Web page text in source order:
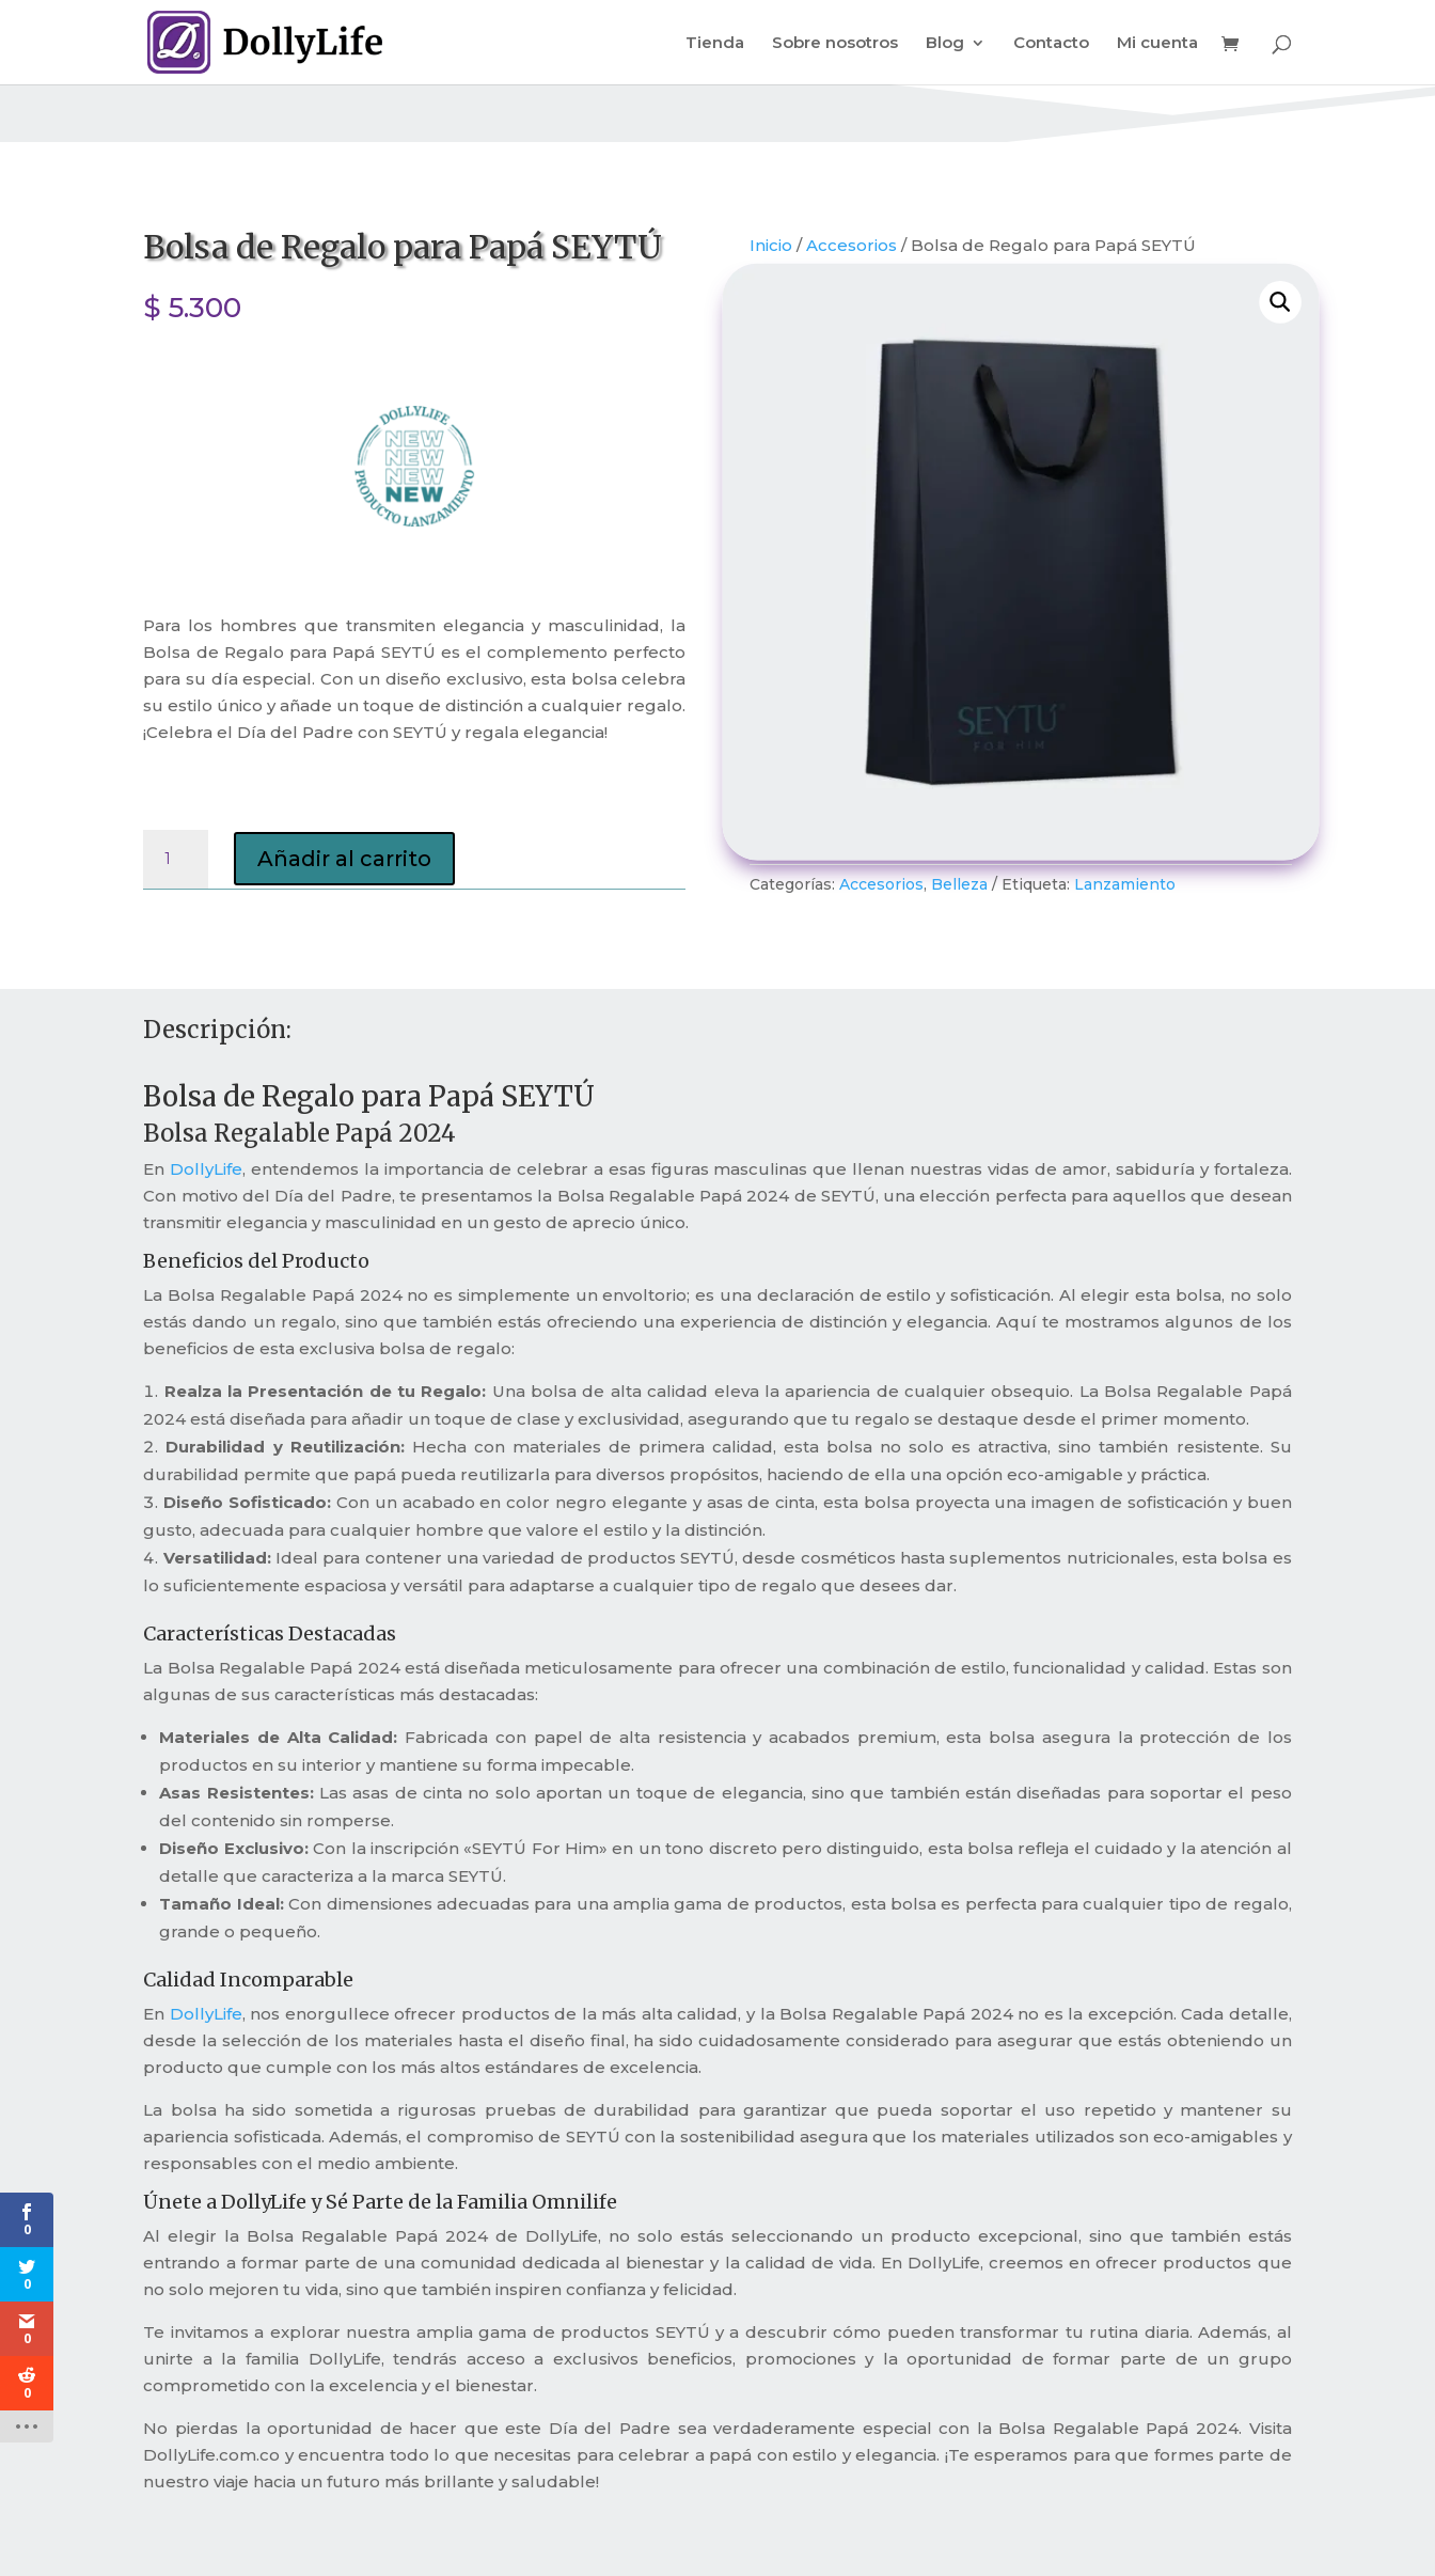
Tienda Sobre nosotros Blog Contacto Mi cuenta
Bolsa de Regalo para Papá SEYTÚ
$ 5.300
Para los hombres que transmiten elegancia y masculinidad, la
Bolsa de Regalo para Papá SEYTÚ es el complemento perfecto
para su día especial. Con un diseño exclusivo, esta bolsa celebra
su estilo único y añade un toque de distinción a cualquier regalo.
¡Celebra el Día del Padre con SEYTÚ y regala elegancia!
Regalo
Añadir al carrito
Inicio /Accesorios / Bolsa de Regalo para Papá SEYTÚ
Categorías: Accesorios, Belleza Etiqueta: Lanzamiento
Descripción:
Bolsa de Regalo para Papá SEYTÚ
Bolsa Regalable Papá 2024
En DollyLife, entendemos la importancia de celebrar a esas figuras masculinas que llenan nuestras vidas de amor, sabiduría y fortaleza.
Con motivo del Día del Padre, te presentamos la Bolsa Regalable Papá 2024 de SEYTÚ, una elección perfecta para aquellos que desean
transmitir elegancia y masculinidad en un gesto de aprecio único.
Beneficios del Producto
La Bolsa Regalable Papá 2024 no es simplemente un envoltorio; es una declaración de estilo y sofisticación. Al elegir esta bolsa, no solo
estás dando un regalo, sino que también estás ofreciendo una experiencia de distinción y elegancia. Aquí te mostramos algunos de los
beneficios de esta exclusiva bolsa de regalo:
Realza la Presentación de tu Regalo: Una bolsa de alta calidad eleva la apariencia de cualquier obsequio. La Bolsa Regalable Papá
2024 está diseñada para añadir un toque de clase y exclusividad, asegurando que tu regalo se destaque desde el primer momento.
Durabilidad y Reutilización:Hecha con materiales de primera calidad, esta bolsa no solo es atractiva, sino también resistente. Su
durabilidad permite que papá pueda reutilizarla para diversos propósitos, haciendo de ella una opción eco-amigable y práctica.
Diseño Sofisticado: Con un acabado en color negro elegante y asas de cinta, esta bolsa proyecta una imagen de sofisticación y buen
gusto, adecuada para cualquier hombre que valore el estilo y la distinción.
Versatilidad:Ideal para contener una variedad de productos SEYTÚ, desde cosméticos hasta suplementos nutricionales, esta bolsa es
lo suficientemente espaciosa y versátil para adaptarse a cualquier tipo de regalo que desees dar.
Características Destacadas
La Bolsa Regalable Papá 2024 está diseñada meticulosamente para ofrecer una combinación de estilo, funcionalidad y calidad. Estas son
algunas de sus características más destacadas:
Materiales de Alta Calidad: Fabricada con papel de alta resistencia y acabados premium, esta bolsa asegura la protección de los
productos en su interior y mantiene su forma impecable.
Asas Resistentes:Las asas de cinta no solo aportan un toque de elegancia, sino que también están diseñadas para soportar el peso
del contenido sin romperse.
Diseño Exclusivo:Con la inscripción «SEYTÚ For Him» en un tono discreto pero distinguido, esta bolsa refleja el cuidado y la atención al
detalle que caracteriza a la marca SEYTÚ.
Tamaño Ideal:Con dimensiones adecuadas para una amplia gama de productos, esta bolsa es perfecta para cualquier tipo de regalo,
grande o pequeño.
Calidad Incomparable
En DollyLife, nos enorgullece ofrecer productos de la más alta calidad, y la Bolsa Regalable Papá 2024 no es la excepción. Cada detalle,
desde la selección de los materiales hasta el diseño final, ha sido cuidadosamente considerado para asegurar que estás obteniendo un
producto que cumple con los más altos estándares de excelencia.
La bolsa ha sido sometida a rigurosas pruebas de durabilidad para garantizar que pueda soportar el uso repetido y mantener su
apariencia sofisticada. Además, el compromiso de SEYTÚ con la sostenibilidad asegura que los materiales utilizados son eco-amigables y
responsables con el medio ambiente.
Únete a DollyLife y Sé Parte de la Familia Omnilife
Al elegir la Bolsa Regalable Papá 2024 de DollyLife, no solo estás seleccionando un producto excepcional, sino que también estás
entrando a formar parte de una comunidad dedicada al bienestar y la calidad de vida. En DollyLife, creemos en ofrecer productos que
no solo mejoren tu vida, sino que también inspiren confianza y felicidad.
Te invitamos a explorar nuestra amplia gama de productos SEYTÚ y a descubrir cómo pueden transformar tu rutina diaria. Además, al
unirte a la familia DollyLife, tendrás acceso a exclusivos beneficios, promociones y la oportunidad de formar parte de un grupo
comprometido con la excelencia y el bienestar.
No pierdas la oportunidad de hacer que este Día del Padre sea verdaderamente especial con la Bolsa Regalable Papá 2024. Visita
DollyLife.com.co y encuentra todo lo que necesitas para celebrar a papá con estilo y elegancia. ¡Te esperamos para que formes parte de
nuestro viaje hacia un futuro más brillante y saludable!
0
0
0
0